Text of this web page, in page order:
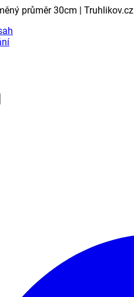
průměr 30cm | Truhlikov.cz